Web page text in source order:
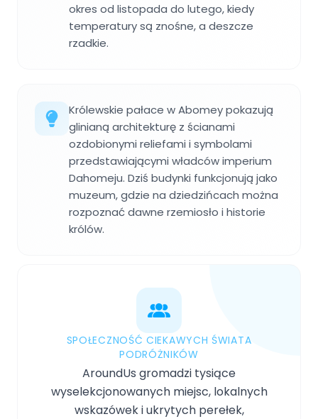
okres od listopada do lutego, kiedy
temperatury są znośne, a deszcze
rzadkie.
Królewskie pałace w Abomey pokazują
glinianą architekturę z ścianami
ozdobionymi reliefami i symbolami
przedstawiającymi władców imperium
Dahomeju. Dziś budynki funkcjonują jako
muzeum, gdzie na dziedzińcach można
rozpoznać dawne rzemiosło i historie
królów.
SPOŁECZNOŚĆ CIEKAWYCH ŚWIATA
PODRÓŻNIKÓW
AroundUs gromadzi tysiące
wyselekcjonowanych miejsc, lokalnych
wskazówek i ukrytych perełek,